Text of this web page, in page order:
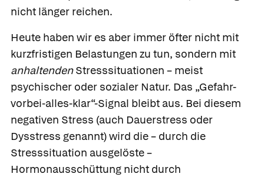
nicht länger reichen.
Heute haben wir es aber immer öfter nicht mit
kurzfristigen Belastungen zu tun, sondern mit
anhaltendenStresssituationen – meist
psychischer oder sozialer Natur. Das „Gefahr-
vorbei-alles-klar“-Signal bleibt aus. Bei diesem
negativen Stress (auch Dauerstress oder
Dysstress genannt) wird die – durch die
Stresssituation ausgelöste –
Hormonausschüttung nicht durch